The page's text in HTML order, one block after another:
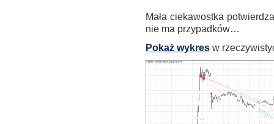
Mała ciekawostka
nie ma przypadków…
Pokaż wykresw